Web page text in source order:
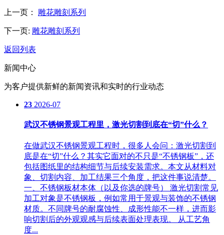
上一页： 雕花雕刻系列
下一页: 雕花雕刻系列
返回列表
新闻中心
为客户提供新鲜的新闻资讯和实时的行业动态
23 2026-07
武汉不锈钢景观工程里，激光切割到底在“切”什么？
在做武汉不锈钢景观工程时，很多人会问：激光切割到
底是在“切”什么？其实它面对的不只是“不锈钢板”，还
包括图纸里的结构细节与后续安装需求。本文从材料对
象、切割内容、加工结果三个角度，把这件事说清楚。
一、不锈钢板材本体（以及你选的牌号） 激光切割常见
加工对象是不锈钢板，例如常用于景观与装饰的不锈钢
材质。不同牌号的耐腐蚀性、成形性能不一样，进而影
响切割后的外观观感与后续表面处理表现。 从工艺角
度...